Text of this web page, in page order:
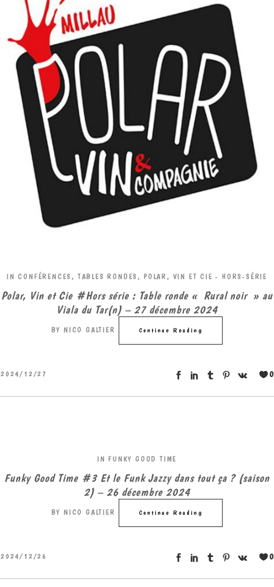
IN CONFÉRENCES, TABLES RONDES , POLAR, VIN ET CIE - HORS-SÉRIE
Polar, Vin et Cie #Hors série : Table ronde « Rural noir » au
Viala du Tar(n) – 27 décembre 2024
BY NICO GALTIER Continue Reading
2024/12/27 0
IN FUNKY GOOD TIME
Funky Good Time #3 Et le Funk Jazzy dans tout ça ? (saison
2) – 26 décembre 2024
BY NICO GALTIER Continue Reading
2024/12/26 0